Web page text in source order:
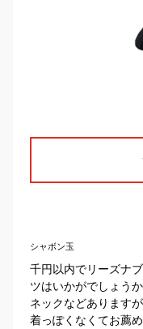
シャボン玉
千円以内でリーズナ
ツはいかがでしょう
ネックなどあります
着っぽくなくてお薦